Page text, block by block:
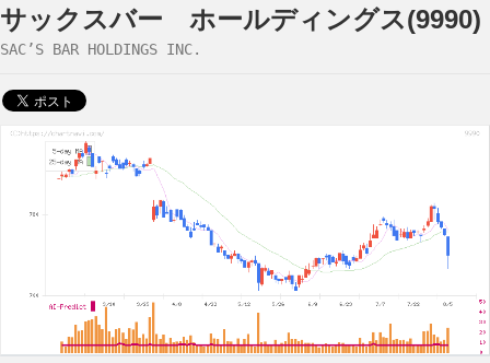
a
v
サックスバー ホールディングス(9990)
SAC’S BAR HOLDINGS INC.